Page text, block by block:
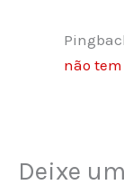
não
Deixe